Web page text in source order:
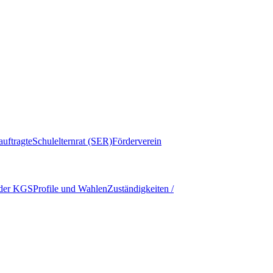
Schulelternrat (SER)Förderverein
KGSProfile und WahlenZuständigkeiten /